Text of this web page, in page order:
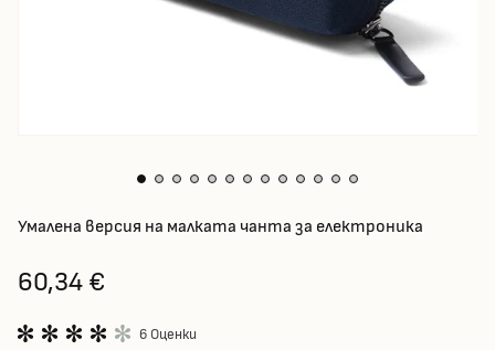
Умалена версия на малката чанта за електроника
60,34 €
6 Оценки